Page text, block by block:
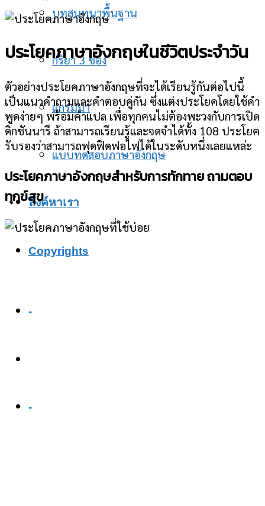
บทสนทนาพื้นฐาน
กริยา 3 ช่อง
แกรมม่า
แบบทดสอบภาษาอังกฤษ
ลิงค์หาเรา
Copyrights
-
-
ประโยคภาษาอังกฤษในชีวิตประจำวัน
ตัวอย่างประโยคภาษาอังกฤษที่จะได้เรียนรู้กันต่อไปนี้
เป็นแนวคําถามและคำตอบคู่กัน ซึ่งแต่งประโยคโดยใช้คำ
พูดง่ายๆ พร้อมคำแปล เพื่อทุกคนไม่ต้องพะวงกับการเปิด
ดิกชันนารี ถ้าสามารถเรียนรู้และจดจำได้ทั้ง 108 ประโยค
รับรองว่าสามารถฟุดฟิดฟอไฟได้ในระดับหนึ่งเลยแหล่ะ
ประโยคภาษาอังกฤษสำหรับการทักทาย ถามตอบ
ทุกข์สุข